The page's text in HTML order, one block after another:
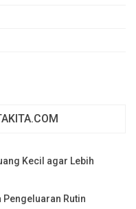
Kecil agar Lebih
Pengeluaran Rutin